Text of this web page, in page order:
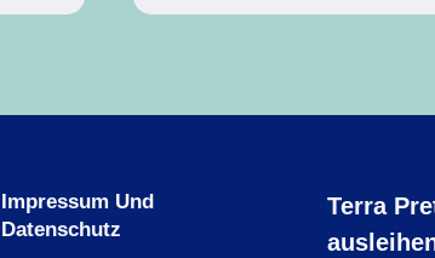
Impressum Und
Datenschutz
Terra